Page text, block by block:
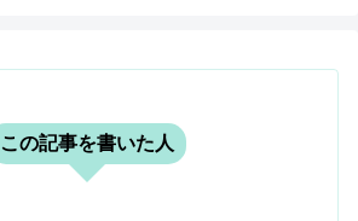
この記事を書いた人